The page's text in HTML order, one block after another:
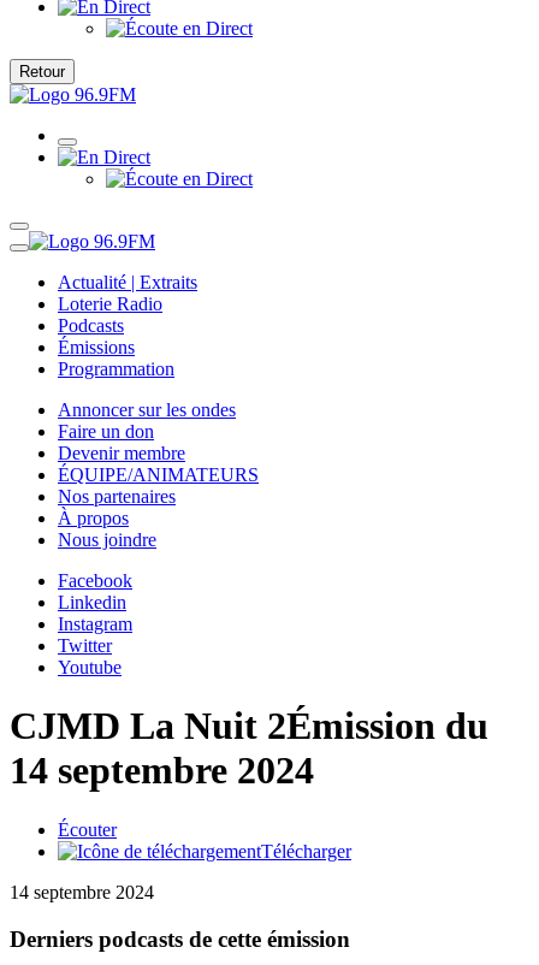
Retour
Actualité | Extraits
Loterie Radio
Podcasts
Émissions
Programmation
Annoncer sur les ondes
Faire un don
Devenir membre
ÉQUIPE/ANIMATEURS
Nos partenaires
À propos
Nous joindre
Facebook
Linkedin
Instagram
Twitter
Youtube
CJMD La Nuit 2Émission du
14 septembre 2024
Écouter
Télécharger
14 septembre 2024
Derniers podcasts de cette émission